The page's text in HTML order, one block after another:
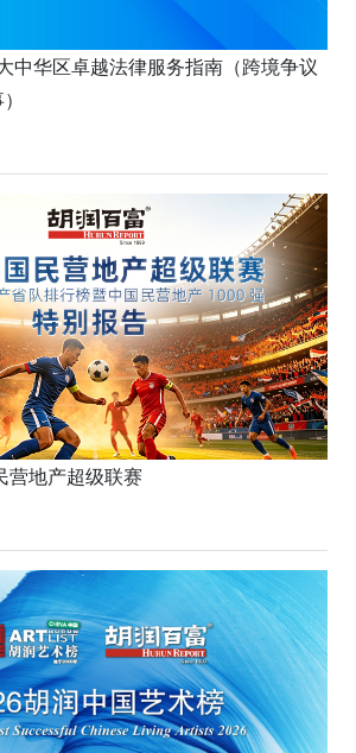
中华区卓越法律服务指南（跨境争议
营地产超级联赛